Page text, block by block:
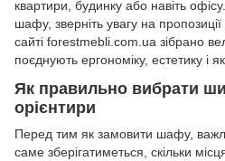
квартири, будинку або навіть
шафу, зверніть увагу на
сайті forestmebli.com.ua зібрано
поєднують ергономіку, естетику і
Як правильно вибрати
орієнтири
Перед тим як замовити шафу,
саме зберігатиметься, скільки